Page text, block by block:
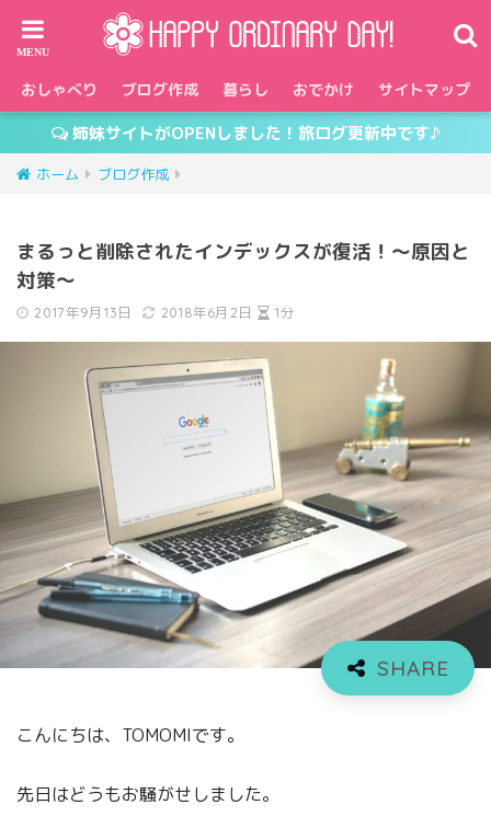
おしゃべり ブログ作成 暮らし おでかけ サイトマップ
姉妹サイトがOPENしました！旅ログ更新中です♪
ホーム ブログ作成
まるっと削除されたインデックスが復活！～原因と
対策～
2017年9月13日 2018年6月2日 1分
こんにちは、TOMOMIです。
先日はどうもお騒がせしました。